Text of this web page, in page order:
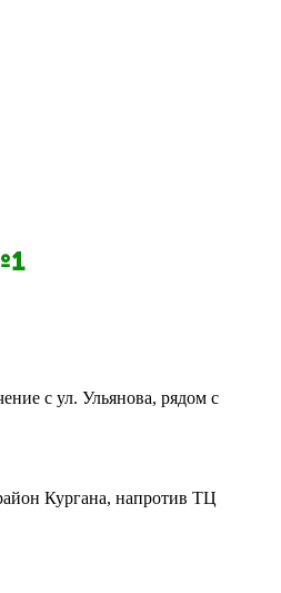
с ул. Ульянова, рядом с
Кургана, напротив ТЦ